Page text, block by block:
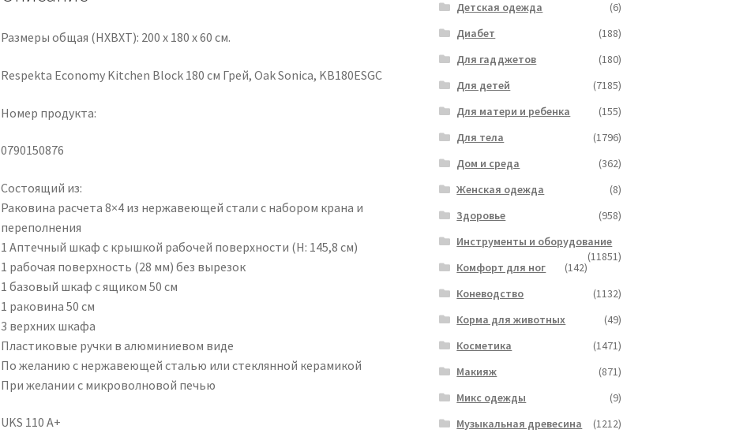
Размеры общая (HXBXT): 200 x 180 x 60 см.
Respekta Economy Kitchen Block 180 см Грей, Oak Sonica, KB180ESGC
Номер продукта:
0790150876
Состоящий из:
Раковина расчета 8×4 из нержавеющей стали с набором крана и
переполнения
1 Аптечный шкаф с крышкой рабочей поверхности (H: 145,8 см)
1 рабочая поверхность (28 мм) без вырезок
1 базовый шкаф с ящиком 50 см
1 раковина 50 см
3 верхних шкафа
Пластиковые ручки в алюминиевом виде
По желанию с нержавеющей сталью или стеклянной керамикой
При желании с микроволновой печью
UKS 110 A+
Детская одежда
(6)
Диабет
(188)
Для гадджетов
(180)
Для детей
(7185)
Для матери и ребенка
(155)
Для тела
(1796)
Дом и среда
(362)
Женская одежда
(8)
Здоровье
(958)
Инструменты и оборудование
(11851)
Комфорт для ног
(142)
Коневодство
(1132)
Корма для животных
(49)
Косметика
(1471)
Макияж
(871)
Микс одежды
(9)
Музыкальная древесина
(1212)